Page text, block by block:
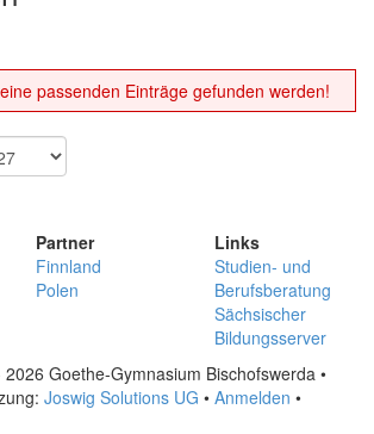
passenden Einträge gefunden werden!
Partner
Finnland
Polen
Links
Studien- und
Berufsberatung
Sächsischer
Bildungsserver
Goethe-Gymnasium Bischofswerda •
Joswig Solutions UG • Anmelden •